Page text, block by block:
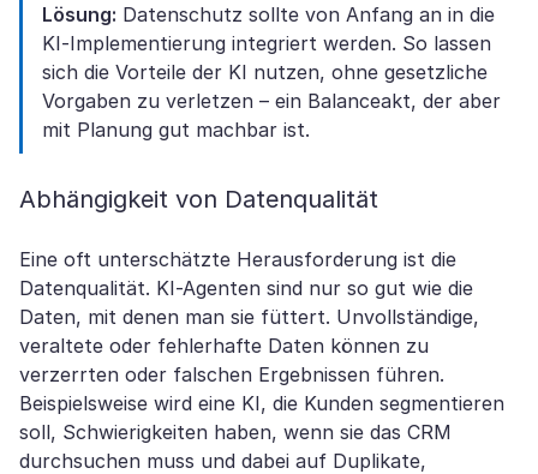
Lösung: Datenschutz sollte von Anfang an in die
KI-Implementierung integriert werden. So lassen
sich die Vorteile der KI nutzen, ohne gesetzliche
Vorgaben zu verletzen – ein Balanceakt, der aber
mit Planung gut machbar ist.
Abhängigkeit von Datenqualität
Eine oft unterschätzte Herausforderung ist die
Datenqualität. KI-Agenten sind nur so gut wie die
Daten, mit denen man sie füttert. Unvollständige,
veraltete oder fehlerhafte Daten können zu
verzerrten oder falschen Ergebnissen führen.
Beispielsweise wird eine KI, die Kunden segmentieren
soll, Schwierigkeiten haben, wenn sie das CRM
durchsuchen muss und dabei auf Duplikate,